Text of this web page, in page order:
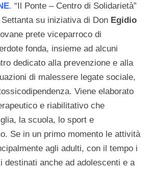
. “Il Ponte – Centro di Solidarietà”
su iniziativa di Don Egidio
prete viceparroco di
fonda, insieme ad alcuni
dedicato alla prevenzione e alla
di malessere legate sociale,
Viene elaborato
e riabilitativo che
la scuola, lo sport e
Se in un primo momento le attività
agli adulti, con il tempo i
destinati anche ad adolescenti e a